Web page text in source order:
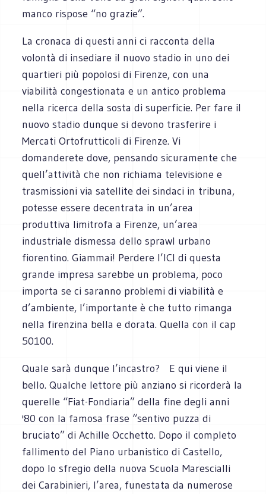
manco rispose “no grazie”.
La cronaca di questi anni ci racconta della
volontà di insediare il nuovo stadio in uno dei
quartieri più popolosi di Firenze, con una
viabilità congestionata e un antico problema
nella ricerca della sosta di superficie. Per fare il
nuovo stadio dunque si devono trasferire i
Mercati Ortofrutticoli di Firenze. Vi
domanderete dove, pensando sicuramente che
quell’attività che non richiama televisione e
trasmissioni via satellite dei sindaci in tribuna,
potesse essere decentrata in un’area
produttiva limitrofa a Firenze, un’area
industriale dismessa dello sprawl urbano
fiorentino. Giammai! Perdere l’ICI di questa
grande impresa sarebbe un problema, poco
importa se ci saranno problemi di viabilità e
d’ambiente, l’importante è che tutto rimanga
nella firenzina bella e dorata. Quella con il cap
50100.
Quale sarà dunque l’incastro? E qui viene il
bello. Qualche lettore più anziano si ricorderà la
querelle “Fiat-Fondiaria” della fine degli anni
'80 con la famosa frase “sentivo puzza di
bruciato” di Achille Occhetto. Dopo il completo
fallimento del Piano urbanistico di Castello,
dopo lo sfregio della nuova Scuola Marescialli
dei Carabinieri, l’area, funestata da numerose